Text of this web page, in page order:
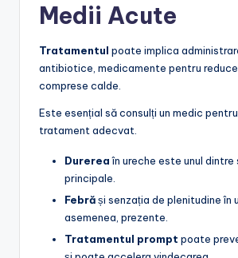
Medii Acute
Tratamentul poate implica
antibiotice, medicamente pentru
comprese calde.
Este esențial să consulți un medic
tratament adecvat.
Durereaîn ureche este unul dintre
principale.
Febrăși senzația de plenitudine în
asemenea, prezente.
Tratamentul prompt poate